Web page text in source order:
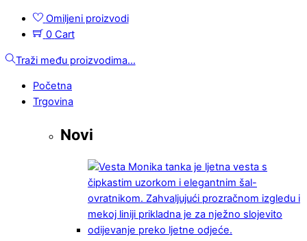
Omiljeni proizvodi
0 Cart
Traži među proizvodima...
Početna
Trgovina
Novi